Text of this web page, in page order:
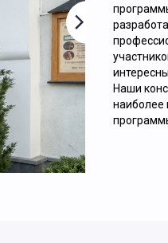
Наши
наиболее